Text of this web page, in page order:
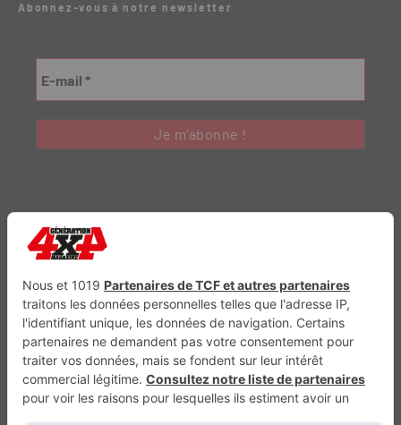
Abonnez-vous à notre newsletter
MX2K Enduro Mag Trail Adventure Trial Mag Sport-Bikes
Boutique CPPRESSE Maisons A Vivre
Retour en haut